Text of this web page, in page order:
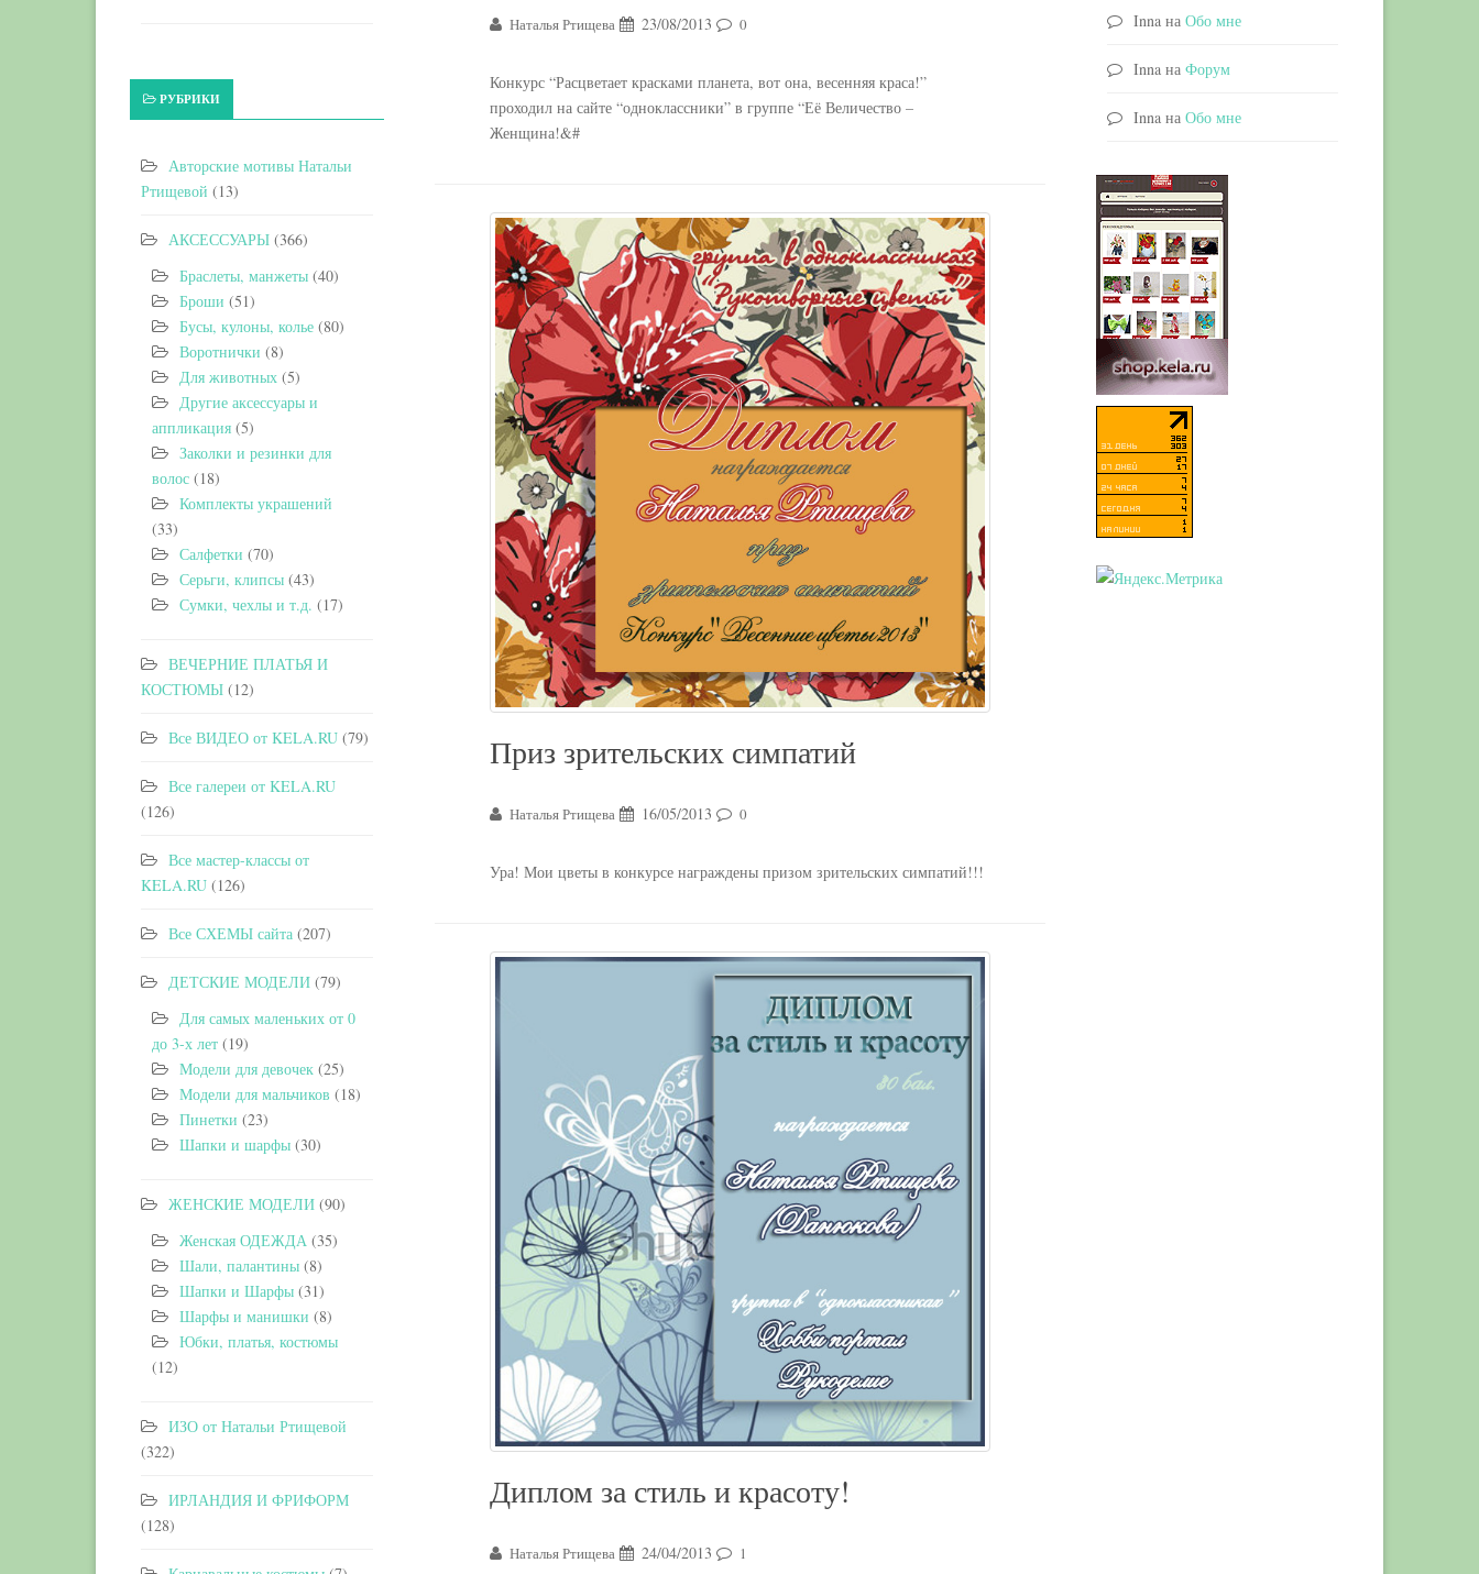
Наталья Ртищева 23/08/2013 0
Конкурс “Расцветает красками планета, вот она, весенняя краса!”
проходил на сайте “одноклассники” в группе “Её Величество –
Женщина!&#
Приз зрительских симпатий
Наталья Ртищева 16/05/2013 0
Ура! Мои цветы в конкурсе награждены призом зрительских симпатий!!!
Диплом за стиль и красоту!
Наталья Ртищева 24/04/2013 1
РУБРИКИ
Авторские мотивы Натальи
Ртищевой (13)
АКСЕССУАРЫ (366)
Браслеты, манжеты (40)
Броши (51)
Бусы, кулоны, колье (80)
Воротнички (8)
Для животных (5)
Другие аксессуары и
аппликация (5)
Заколки и резинки для
волос (18)
Комплекты украшений
(33)
Салфетки (70)
Серьги, клипсы (43)
Сумки, чехлы и т.д. (17)
ВЕЧЕРНИЕ ПЛАТЬЯ И
КОСТЮМЫ (12)
Все ВИДЕО от KELA.RU (79)
Все галереи от KELA.RU
(126)
Все мастер-классы от
KELA.RU (126)
Все СХЕМЫ сайта (207)
ДЕТСКИЕ МОДЕЛИ (79)
Для самых маленьких от 0
до 3-х лет (19)
Модели для девочек (25)
Модели для мальчиков (18)
Пинетки (23)
Шапки и шарфы (30)
ЖЕНСКИЕ МОДЕЛИ (90)
Женская ОДЕЖДА (35)
Шали, палантины (8)
Шапки и Шарфы (31)
Шарфы и манишки (8)
Юбки, платья, костюмы
(12)
ИЗО от Натальи Ртищевой
(322)
ИРЛАНДИЯ И ФРИФОРМ
(128)
Innaна Обо мне
Innaна Форум
Innaна Обо мне